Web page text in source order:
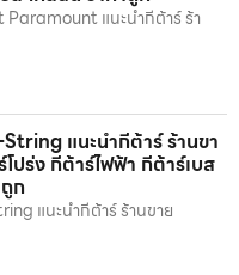
Paramount แนะนำกีต้าร์ ร้า
แนะนำกีต้าร์ ร้านขา
ปร่ง กีต้าร์ไฟฟ้า กีต้าร์เบส
ก
แนะนำกีต้าร์ ร้านขาย